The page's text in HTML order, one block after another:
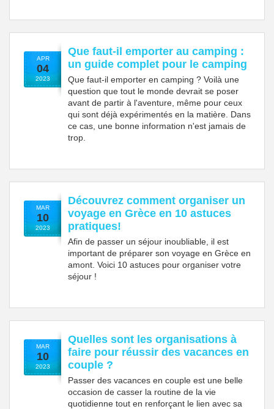
APR
04
2023
Que faut-il emporter au camping :
un guide complet pour le camping
Que faut-il emporter en camping ? Voilà une
question que tout le monde devrait se poser
avant de partir à l'aventure, même pour ceux
qui sont déjà expérimentés en la matière. Dans
ce cas, une bonne information n'est jamais de
trop.
MAR
10
2023
Découvrez comment organiser un
voyage en Grèce en 10 astuces
pratiques!
Afin de passer un séjour inoubliable, il est
important de préparer son voyage en Grèce en
amont. Voici 10 astuces pour organiser votre
séjour !
MAR
10
2023
Quelles sont les organisations à
faire pour réussir des vacances en
couple ?
Passer des vacances en couple est une belle
occasion de casser la routine de la vie
quotidienne tout en renforçant le lien avec sa